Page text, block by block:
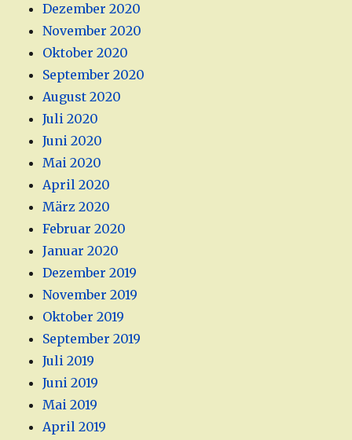
Dezember 2020
November 2020
Oktober 2020
September 2020
August 2020
Juli 2020
Juni 2020
Mai 2020
April 2020
März 2020
Februar 2020
Januar 2020
Dezember 2019
November 2019
Oktober 2019
September 2019
Juli 2019
Juni 2019
Mai 2019
April 2019